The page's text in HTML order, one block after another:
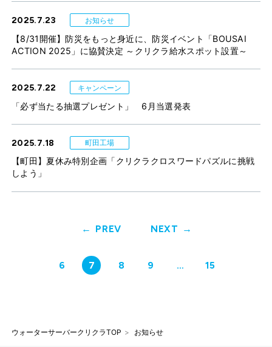
2025.7.23 お知らせ
【8/31開催】防災をもっと身近に、防災イベント「BOUSAI
ACTION 2025」に協賛決定 ～クリクラ給水スポット設置～
2025.7.22 キャンペーン
「必ず当たる抽選プレゼント」 6月当選発表
2025.7.18 町田工場
【町田】夏休み特別企画「クリクラクロスワードパズルに挑戦
しよう」
PREV
6 7 8 9 … 15
NEXT
ウォーターサーバークリクラTOP お知らせ